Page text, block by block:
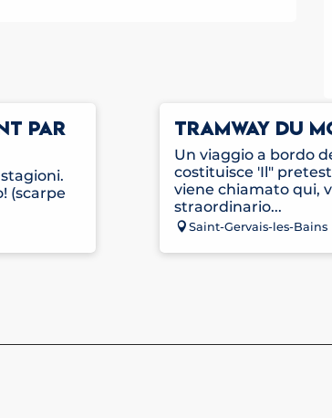
PAR
(scarpe
TRAMWAY DU
Un viaggio a bordo
costituisce 'Il"
viene chiamato qui,
straordinario...
Saint-Gervais-les-Bains